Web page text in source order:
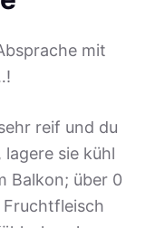
mit
reif und du
sie kühl
Balkon; über 0
Fruchtfleisch